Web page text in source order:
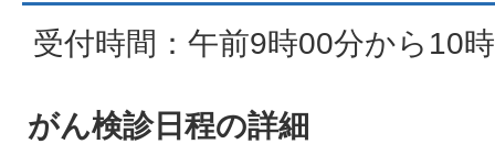
受付時間：午前9時00分から10
がん検診日程の詳細